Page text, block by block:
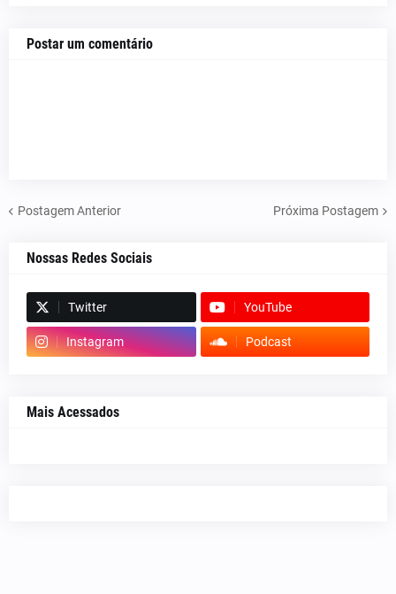
Postar um comentário
Postagem Anterior Próxima Postagem
Nossas Redes Sociais
Twitter YouTube
Instagram Podcast
Mais Acessados